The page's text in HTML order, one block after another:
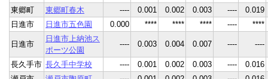
東郷町
東郷町春木 ---- 0.001 0.002 0.003 ----
0.019
日進市
日進市五色園 0.000 **** **** **** ---- ****
日進市
日進市上納池ス
ポーツ公園
---- 0.003 0.004 0.007 ---- ----
長久手市 長久手中学校 ---- 0.001 0.002 0.003 ----
0.016